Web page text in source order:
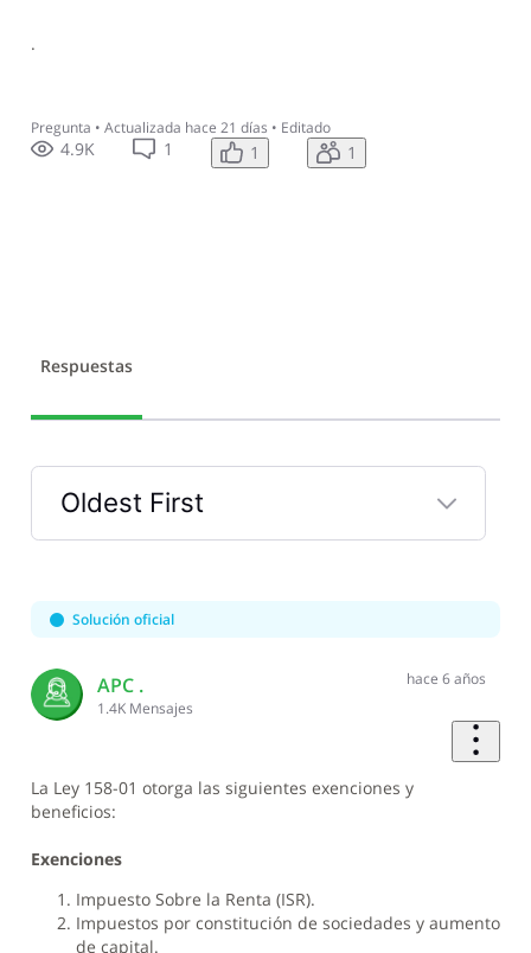
.
Pregunta • Actualizada hace 21 días • Editado
4.9K 1 1 1
Respuestas
Oldest First
Selected
First
Solución oficial
APC .
1.4K Mensajes
hace 6 años
La Ley 158-01 otorga las siguientes exenciones y
beneficios:
Exenciones
Impuesto Sobre la Renta (ISR).
Impuestos por constitución de sociedades y aumento
de capital.